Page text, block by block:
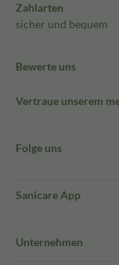
Zahlarten
sicher und bequem
Bewerte uns
Vertraue unserem
Folge uns
Sanicare App
Unternehmen